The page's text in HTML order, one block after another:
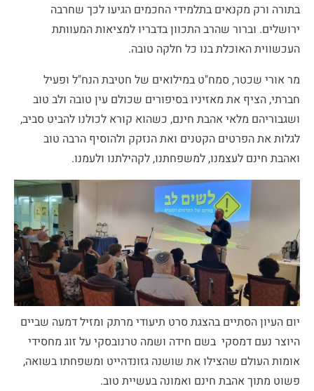
בתורה ורק מקנאים בתלמידי החכמים הגיעו לכך שחרבה
ירושלים. וברור שהרב התכוון בדבריו למציאות המעוותת
העכשווית האוכלת בנו כל חלקה טובה.
מר אורי שכטר, סמח"ט במילואים של חטיבת הנח"ל ופעיל
חברתי, הציף את מאזיניו בסיפורים שכולם עין טובה ולב טוב
ושגבוריהם מלאי אהבת חינם, כשהוא קורא לכולנו להביט סביב,
לגלות את הפרטים הקטנים ואת הנזקק ולהוסיף הרבה טוב
ואהבת חינם לעצמנו, למשפחתנו, לקהילתנו ולעמנו.
יום העיון הסתיים בהצגת סרט תיעודי מרתק ומזיל דמעה שביים
היוצר נעם דמסקי בשם חידה ושמה טרנובסקי על זוג מחסידי
אומות העולם שהצילו את שושנה גזונדהייט ומשפחתו בשואה,
פשוט מתוך אהבת חינם ואמונה בעשיית טוב.